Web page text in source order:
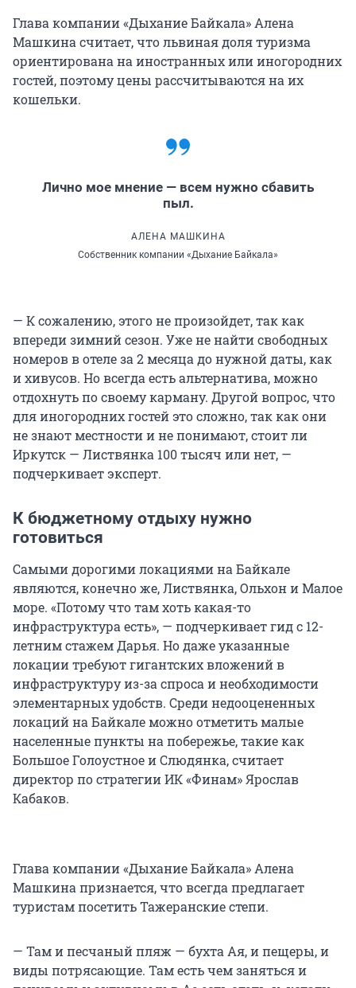
Глава компании «Дыхание Байкала» Алена
Машкина считает, что львиная доля туризма
ориентирована на иностранных или иногородних
гостей, поэтому цены рассчитываются на их
кошельки.
Лично мое мнение — всем нужно сбавить
пыл.
АЛЕНА МАШКИНА
Собственник компании «Дыхание Байкала»
— К сожалению, этого не произойдет, так как
впереди зимний сезон. Уже не найти свободных
номеров в отеле за 2 месяца до нужной даты, как
и хивусов. Но всегда есть альтернатива, можно
отдохнуть по своему карману. Другой вопрос, что
для иногородних гостей это сложно, так как они
не знают местности и не понимают, стоит ли
Иркутск — Листвянка 100 тысяч или нет, —
подчеркивает эксперт.
К бюджетному отдыху нужно
готовиться
Самыми дорогими локациями на Байкале
являются, конечно же, Листвянка, Ольхон и Малое
море. «Потому что там хоть какая-то
инфраструктура есть», — подчеркивает гид с 12-
летним стажем Дарья. Но даже указанные
локации требуют гигантских вложений в
инфраструктуру из-за спроса и необходимости
элементарных удобств. Среди недооцененных
локаций на Байкале можно отметить малые
населенные пункты на побережье, такие как
Большое Голоустное и Слюдянка, считает
директор по стратегии ИК «Финам» Ярослав
Кабаков.
Глава компании «Дыхание Байкала» Алена
Машкина признается, что всегда предлагает
туристам посетить Тажеранские степи.
— Там и песчаный пляж — бухта Ая, и пещеры, и
виды потрясающие. Там есть чем заняться и